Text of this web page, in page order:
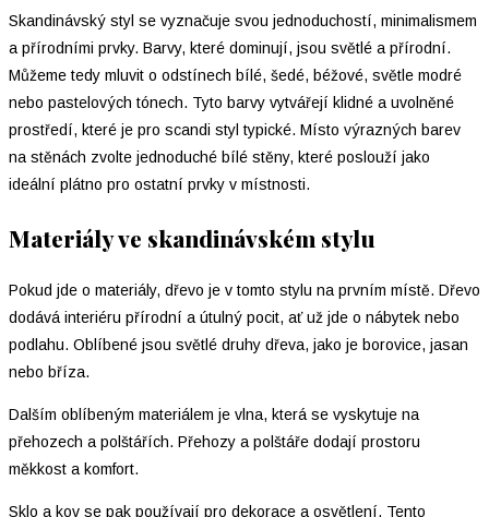
Skandinávský styl se vyznačuje svou jednoduchostí, minimalismem
a přírodními prvky. Barvy, které dominují, jsou světlé a přírodní.
Můžeme tedy mluvit o odstínech bílé, šedé, béžové, světle modré
nebo pastelových tónech. Tyto barvy vytvářejí klidné a uvolněné
prostředí, které je pro scandi styl typické. Místo výrazných barev
na stěnách zvolte jednoduché bílé stěny, které poslouží jako
ideální plátno pro ostatní prvky v místnosti.
Materiály ve skandinávském stylu
Pokud jde o materiály, dřevo je v tomto stylu na prvním místě. Dřevo
dodává interiéru přírodní a útulný pocit, ať už jde o nábytek nebo
podlahu. Oblíbené jsou světlé druhy dřeva, jako je borovice, jasan
nebo bříza.
Dalším oblíbeným materiálem je vlna, která se vyskytuje na
přehozech a polštářích. Přehozy a polštáře dodají prostoru
měkkost a komfort.
Sklo a kov se pak používají pro dekorace a osvětlení. Tento